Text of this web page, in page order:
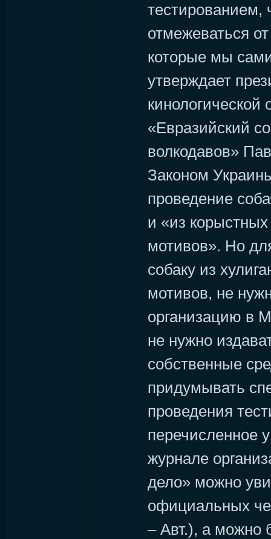
тестированием,
отмежеваться
которые мы
утверждает
кинологической
«Евразийский
волкодавов»
Законом
проведение
и «из
мотивов». Но
собаку из
мотивов, не
организацию в
не нужно
собственные
придумывать
проведения
перечисленное
журнале
дело» можно
официальных
– Авт.), а можно